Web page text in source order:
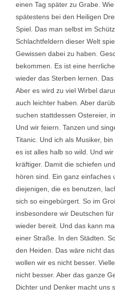
einen Tag später zu Grabe.
spätestens bei den Heiligen
Spiel. Das man selbst im
Schlachtfeldern dieser Welt
Gewissen dabei zu haben.
bekommen. Es ist eine
wieder das Sterben lernen.
Aber es wird zu viel Wirbel
auch leichter haben. Aber
suchen stattdessen Ostereier,
Und wir feiern. Tanzen und
Titanic. Und ich als Musiker,
es ist alles halb so wild. Und
kräftiger. Damit die schiefen
hören sind. Ein ganz einfaches
diejenigen, die es benutzen,
sich so eingebürgert. So im
insbesondere wir Deutschen
wieder bereit. Und das kann
einer Straße. In den Städten.
den Heiden. Das wäre nicht
wollen wir es nicht besser.
nicht besser. Aber das ganze
Dichter und Denker macht uns